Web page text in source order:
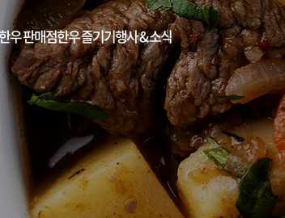
한우 판매점한우 즐기기행사 & 소식